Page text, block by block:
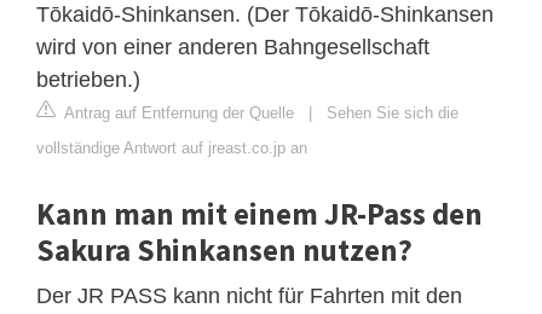
Tōkaidō-Shinkansen. (Der Tōkaidō-Shinkansen
wird von einer anderen Bahngesellschaft
betrieben.)
Antrag auf Entfernung der Quelle | Sehen Sie sich die
vollständige Antwort auf jreast.co.jp an
Kann man mit einem JR-Pass den
Sakura Shinkansen nutzen?
Der JR PASS kann nicht für Fahrten mit den